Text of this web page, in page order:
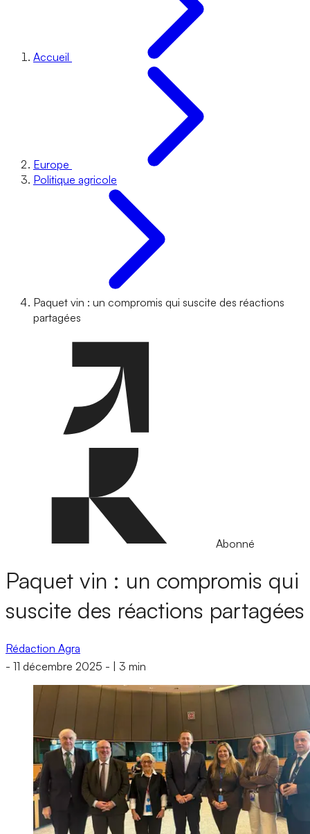
Accueil
Europe
Politique agricole
Paquet vin : un compromis qui suscite des réactions
partagées
Abonné
Paquet vin : un compromis qui
suscite des réactions partagées
Rédaction Agra
- 11 décembre 2025 - 3 min